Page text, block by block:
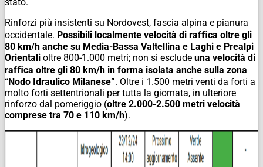
Rinforzi più insistenti su Nordovest, fascia alpina e pianura
occidentale. Possibili localmente velocità di rafﬁca oltre gli
80 km/h anche su Media-Bassa Valtellina e Laghi e Prealpi
Orientali oltre 800-1.000 metri; non si esclude una velocità di
rafﬁca oltre gli 80 km/h in forma isolata anche sulla zona
“Nodo Idraulico Milanese”. Oltre i 1.500 metri venti da forti a
molto forti settentrionali per tutta la giornata, in ulteriore
rinforzo dal pomeriggio (oltre 2.000-2.500 metri velocità
comprese tra 70 e 110 km/h).